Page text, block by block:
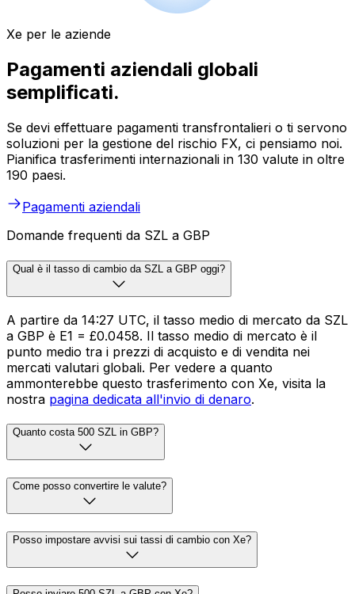
Xe per le aziende
Pagamenti aziendali globali
semplificati.
Se devi effettuare pagamenti transfrontalieri o ti servono
soluzioni per la gestione del rischio FX, ci pensiamo noi.
Pianifica trasferimenti internazionali in 130 valute in oltre
190 paesi.
Pagamenti aziendali
Domande frequenti da SZL a GBP
Qual è il tasso di cambio da SZL a GBP oggi?
A partire da 14:27 UTC, il tasso medio di mercato da SZL
a GBP è E1 = £0.0458. Il tasso medio di mercato è il
punto medio tra i prezzi di acquisto e di vendita nei
mercati valutari globali. Per vedere a quanto
ammonterebbe questo trasferimento con Xe, visita la
nostra pagina dedicata all'invio di denaro.
Quanto costa 500 SZL in GBP?
Come posso convertire le valute?
Posso impostare avvisi sui tassi di cambio con Xe?